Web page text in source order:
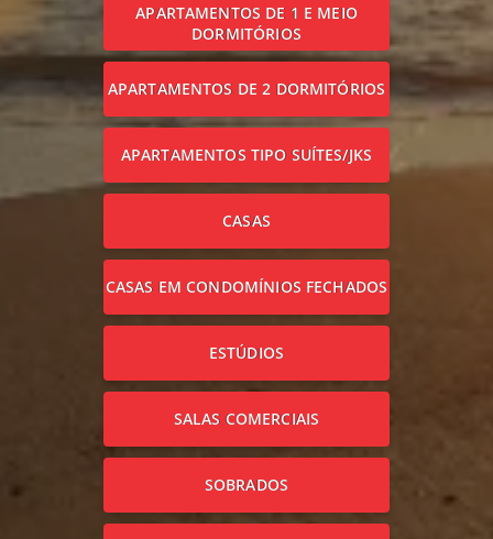
APARTAMENTOS DE 1 E MEIO
DORMITÓRIOS
APARTAMENTOS DE 2 DORMITÓRIOS
APARTAMENTOS TIPO SUÍTES/JKS
CASAS
CASAS EM CONDOMÍNIOS FECHADOS
ESTÚDIOS
SALAS COMERCIAIS
SOBRADOS